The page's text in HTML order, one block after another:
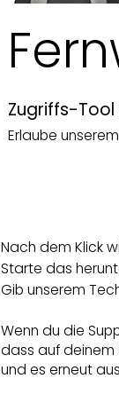
Zugriffs-Tool
Erlaube
Nach dem Klick
Starte das
Gib unserem
Wenn du die
dass auf deinem
und es erneut